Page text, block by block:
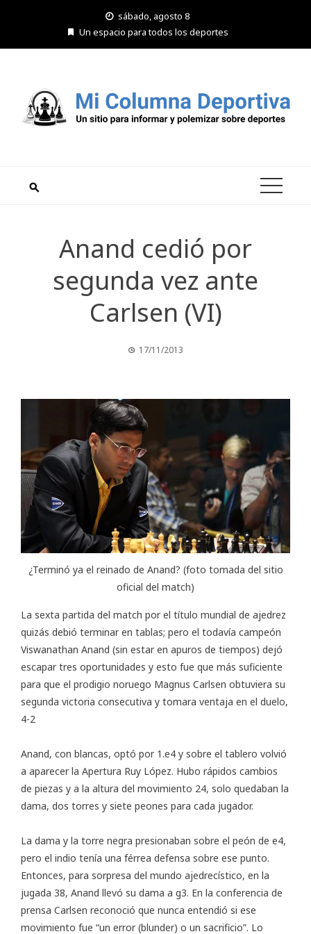
sábado, agosto 8
Un espacio para todos los deportes
Anand cedió por
segunda vez ante
Carlsen (VI)
17/11/2013
¿Terminó ya el reinado de Anand? (foto tomada del sitio
oficial del match)
La sexta partida del match por el título mundial de ajedrez
quizás debió terminar en tablas; pero el todavía campeón
Viswanathan Anand (sin estar en apuros de tiempos) dejó
escapar tres oportunidades y esto fue que más suficiente
para que el prodigio noruego Magnus Carlsen obtuviera su
segunda victoria consecutiva y tomara ventaja en el duelo,
4-2
Anand, con blancas, optó por 1.e4 y sobre el tablero volvió
a aparecer la Apertura Ruy López. Hubo rápidos cambios
de piezas y a la altura del movimiento 24, solo quedaban la
dama, dos torres y siete peones para cada jugador.
La dama y la torre negra presionaban sobre el peón de e4,
pero el indio tenía una férrea defensa sobre ese punto.
Entonces, para sorpresa del mundo ajedrecístico, en la
jugada 38, Anand llevó su dama a g3. En la conferencia de
prensa Carlsen reconoció que nunca entendió si ese
movimiento fue “un error (blunder) o un sacrificio”. Lo